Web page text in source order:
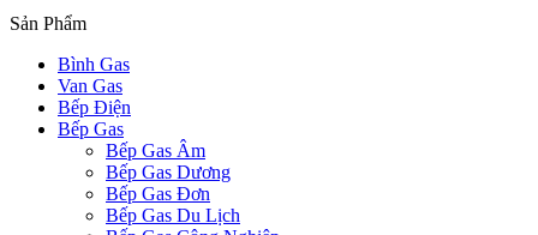
Sản Phẩm
Bình Gas
Van Gas
Bếp Điện
Bếp Gas
Bếp Gas Âm
Bếp Gas Dương
Bếp Gas Đơn
Bếp Gas Du Lịch